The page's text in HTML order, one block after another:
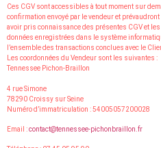
Ces CGV sont accessibles à tout moment sur
confirmation envoyé par le vendeur et
avoir pris connaissance des présentes CGV et
données enregistrées dans le système
l’ensemble des transactions conclues avec le
Les coordonnées du Vendeur sont les suivantes :
Tennessee Pichon-Braillon
4 rue Simone
78290 Croissy sur Seine
Numéro d’immatriculation : 54005057200028
Email :contact@tennessee-pichonbraillon.fr